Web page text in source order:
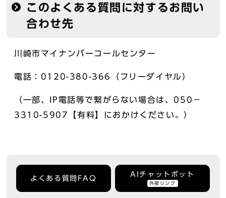
このよくある質問に対するお問い
合わせ先
川崎市マイナンバーコールセンター
電話：0120-380-366（フリーダイヤル）
（一部、IP電話等で繋がらない場合は、050－
3310-5907【有料】におかけください。）
よくある質問FAQ
AIチャットボット
外部リンク